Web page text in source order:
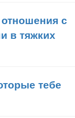
с
в тяжких
тебе